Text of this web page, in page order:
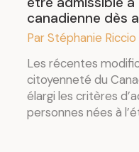
canadienne dès
Par Stéphanie Riccio
Les récentes
citoyenneté du
élargi les critères
personnes nées à